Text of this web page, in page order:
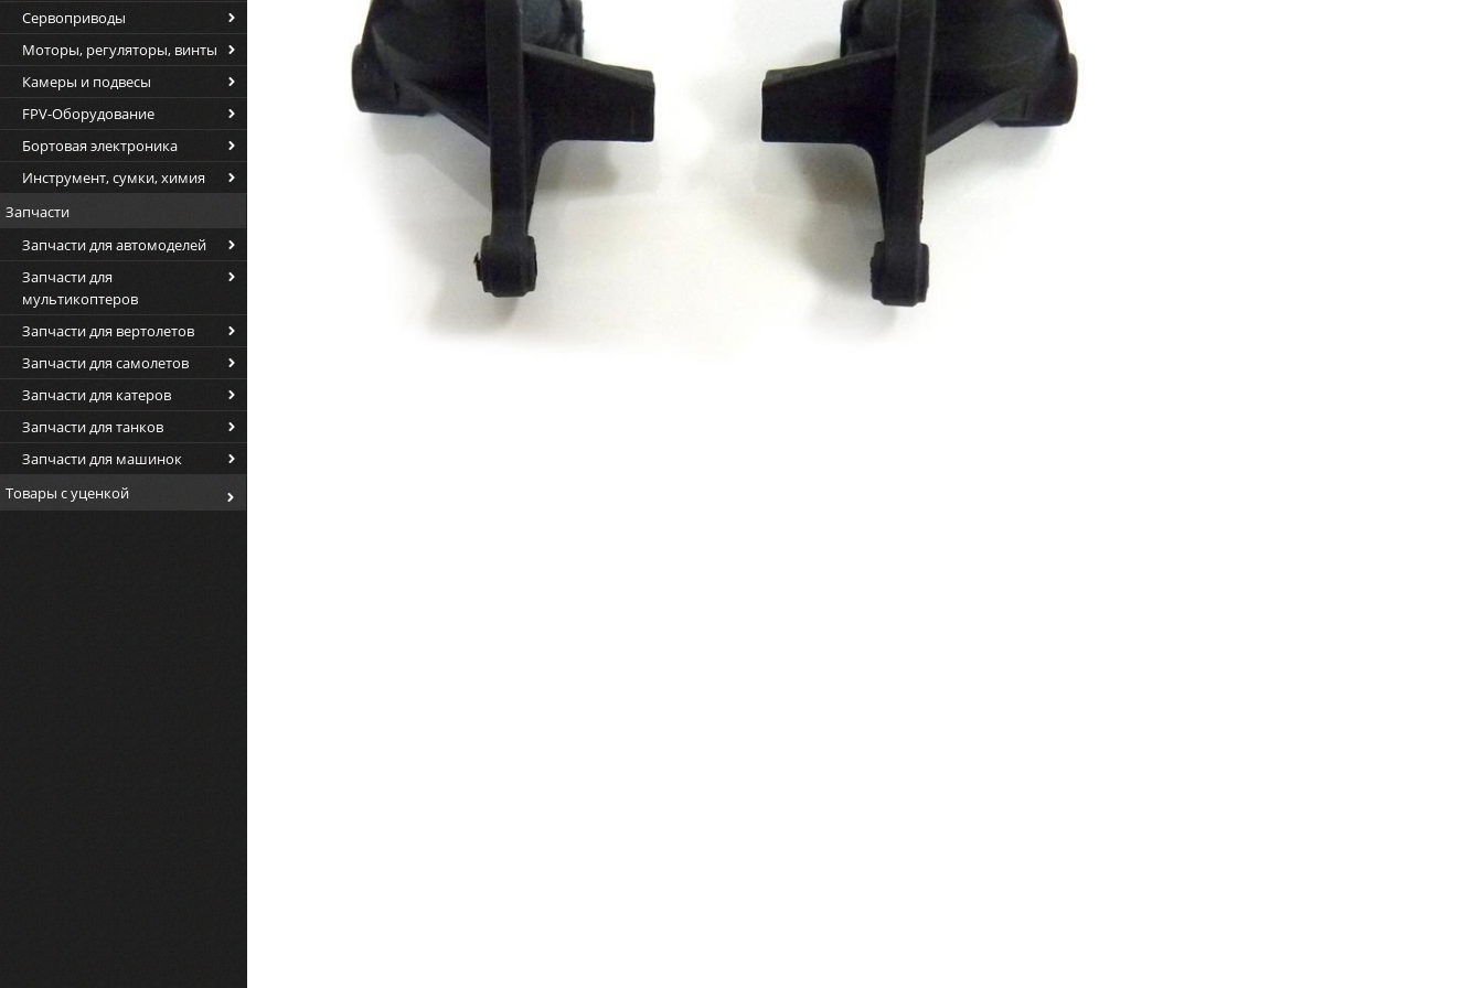
Сервоприводы
Моторы, регуляторы, винты
Камеры и подвесы
FPV-Оборудование
Бортовая электроника
Инструмент, сумки, химия
Запчасти
Запчасти для автомоделей
Запчасти для
мультикоптеров
Запчасти для вертолетов
Запчасти для самолетов
Запчасти для катеров
Запчасти для танков
Запчасти для машинок
Товары с уценкой